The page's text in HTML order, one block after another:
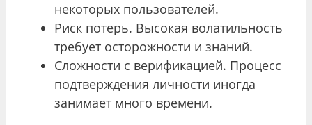
некоторых пользователей.
Риск потерь. Высокая волатильность
требует осторожности и знаний.
Сложности с верификацией. Процесс
подтверждения личности иногда
занимает много времени.